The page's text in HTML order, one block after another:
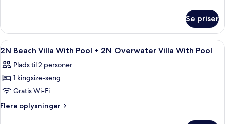
Pool
+2N
Overwater
Villa
Pool
Deluxe
Beach
Villa
+2N
Overwater
Pool
Se priser
Indlæs
alle
billeder
af
2N
Beach
Et moderne hotelværelse med seng,
4
2N Beach Villa With Pool + 2N Overwater Villa With Pool
Plads til 2 personer
1 kingsize-seng
Gratis Wi-Fi
Flere oplysninger
Flere